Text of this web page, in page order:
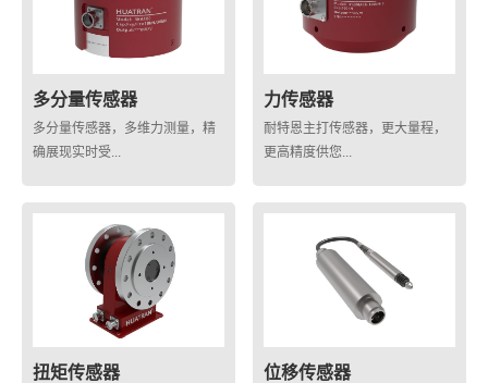
多分量传感器
多分量传感器，多维力测量，精
确展现实时受...
力传感器
耐特恩主打传感器，更大量程，
更高精度供您...
扭矩传感器 位移传感器